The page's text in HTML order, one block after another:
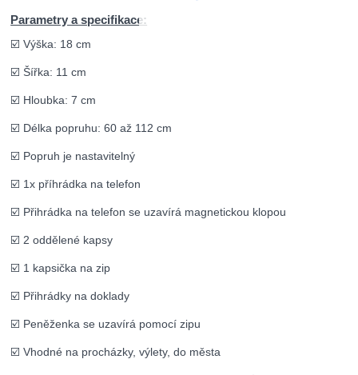
Parametry a specifikace:
☑️ Výška: 18 cm
☑️ Šířka: 11 cm
☑️ Hloubka: 7 cm
☑️ Délka popruhu: 60 až 112 cm
☑️ Popruh je nastavitelný
☑️ 1x příhrádka na telefon
☑️ Přihrádka na telefon se uzavírá magnetickou klopou
☑️ 2 oddělené kapsy
☑️ 1 kapsička na zip
☑️ Přihrádky na doklady
☑️ Peněženka se uzavírá pomocí zipu
☑️ Vhodné na procházky, výlety, do města